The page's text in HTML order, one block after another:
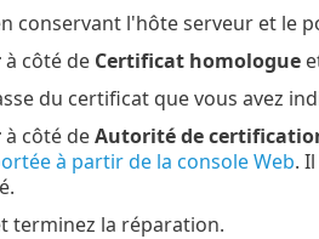
conservant l'hôte serveur et le
à côté de Certificat homologue
du certificat que vous avez
à côté deAutorité de
à partir de la console Web.
terminez la réparation.